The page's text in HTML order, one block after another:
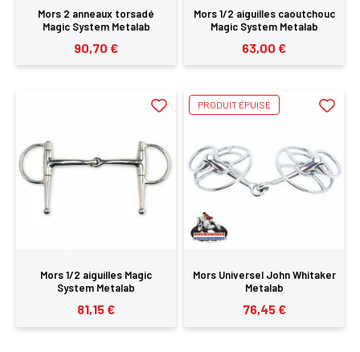
Mors 2 anneaux torsadé
Magic System Metalab
90,70 €
Mors 1/2 aiguilles caoutchouc
Magic System Metalab
63,00 €
Mors 1/2 aiguilles Magic
System Metalab
81,15 €
Mors Universel John Whitaker
Metalab
76,45 €
PRODUIT ÉPUISÉ